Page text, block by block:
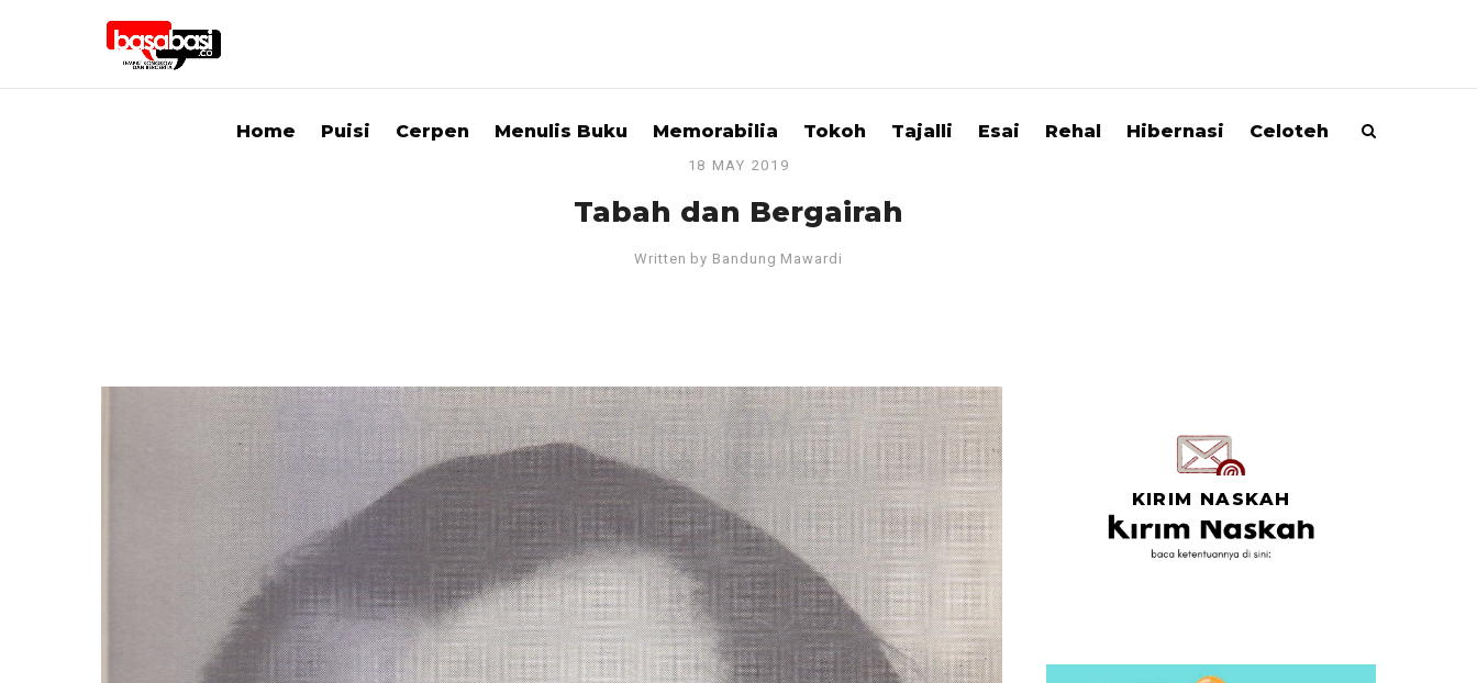
Home Puisi Cerpen Menulis Buku Memorabilia Tokoh Tajalli Esai Rehal Hibernasi Celoteh
18 MAY 2019
Tabah dan Bergairah
Written by Bandung Mawardi
KIRIM NASKAH